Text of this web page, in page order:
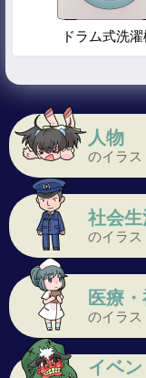
人物
のイラス
社会生
のイラス
医療
のイラス
イベ
ドラム式洗